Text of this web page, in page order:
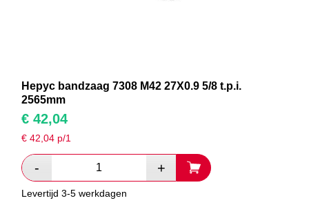
Hepyc bandzaag 7308 M42 27X0.9 5/8 t.p.i.
2565mm
€ 42,04
€42,04 p/1
Levertijd 3-5 werkdagen